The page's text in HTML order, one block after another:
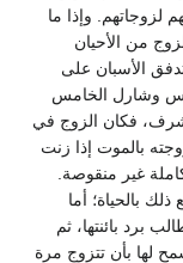
لزوجاتهم. وإذا ما
من الأحيان
قرنيه راضياً(50). لكن تدفق الأسبان على
وشارل الخامس
فكان الزوج في
بالموت إذا زنت
غير منقوصة.
بالحياة؛ أما
برد بائنتها، ثم
لها بأن تتزوج مرة